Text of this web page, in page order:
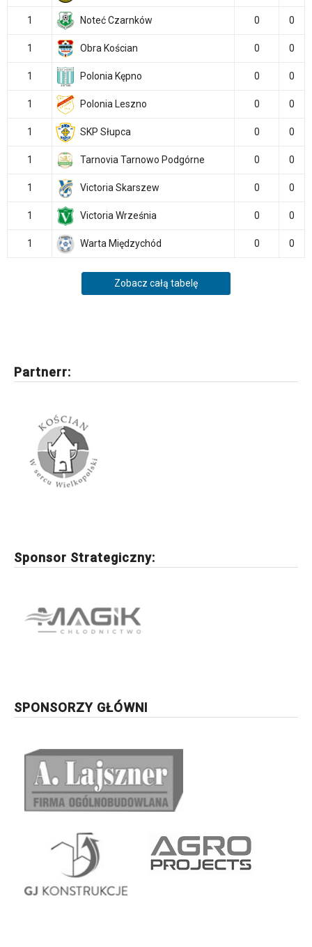
1 Noteć Czarnków 0 0
1 Obra Kościan 0 0
1 Polonia Kępno 0 0
1 Polonia Leszno 0 0
1 SKP Słupca 0 0
1 Tarnovia Tarnowo Podgórne 0 0
1 Victoria Skarszew 0 0
1 Victoria Września 0 0
1 Warta Międzychód 0 0
Zobacz całą tabelę
Partnerr:
Sponsor Strategiczny:
SPONSORZY GŁÓWNI